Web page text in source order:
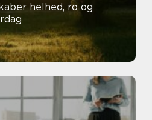
helhed, ro og